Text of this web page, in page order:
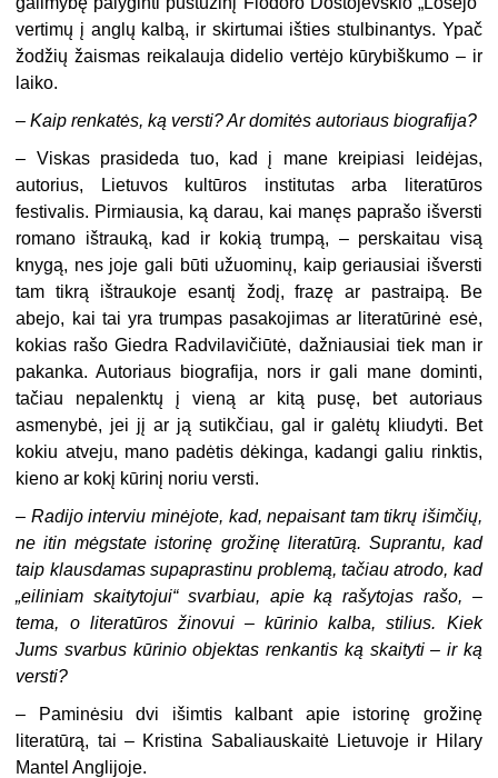
vertimų į anglų kalbą, ir skirtumai išties stulbinantys. Ypač
žodžių žaismas reikalauja didelio vertėjo kūrybiškumo – ir
laiko.
–Kaip renkatės, ką versti? Ar domitės autoriaus biografija?
– Viskas prasideda tuo, kad į mane kreipiasi leidėjas,
autorius, Lietuvos kultūros institutas arba literatūros
festivalis. Pirmiausia, ką darau, kai manęs paprašo išversti
romano ištrauką, kad ir kokią trumpą, – perskaitau visą
knygą, nes joje gali būti užuominų, kaip geriausiai išversti
tam tikrą ištraukoje esantį žodį, frazę ar pastraipą. Be
abejo, kai tai yra trumpas pasakojimas ar literatūrinė esė,
kokias rašo Giedra Radvilavičiūtė, dažniausiai tiek man ir
pakanka. Autoriaus biografija, nors ir gali mane dominti,
tačiau nepalenktų į vieną ar kitą pusę, bet autoriaus
asmenybė, jei jį ar ją sutikčiau, gal ir galėtų kliudyti. Bet
kokiu atveju, mano padėtis dėkinga, kadangi galiu rinktis,
kieno ar kokį kūrinį noriu versti.
– Radijo interviu minėjote, kad, nepaisant tam tikrų išimčių,
ne itin mėgstate istorinę grožinę literatūrą. Suprantu, kad
taip klausdamas supaprastinu problemą, tačiau atrodo, kad
„eiliniam skaitytojui“ svarbiau, apie ką rašytojas rašo, –
tema, o literatūros žinovui – kūrinio kalba, stilius. Kiek
Jums svarbus kūrinio objektas renkantis ką skaityti – ir ką
versti?
–
Paminėsiu dvi išimtis kalbant apie istorinę grožinę
literatūrą, tai – Kristina Sabaliauskaitė Lietuvoje ir Hilary
Mantel Anglijoje.